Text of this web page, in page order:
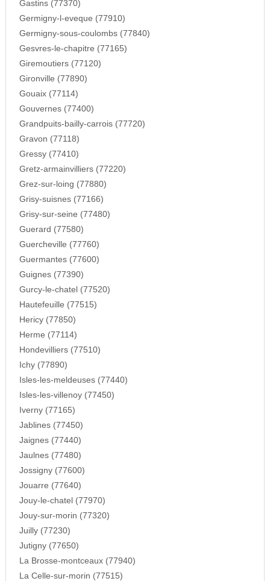
Gastins (77370)
Germigny-l-eveque (77910)
Germigny-sous-coulombs (77840)
Gesvres-le-chapitre (77165)
Giremoutiers (77120)
Gironville (77890)
Gouaix (77114)
Gouvernes (77400)
Grandpuits-bailly-carrois (77720)
Gravon (77118)
Gressy (77410)
Gretz-armainvilliers (77220)
Grez-sur-loing (77880)
Grisy-suisnes (77166)
Grisy-sur-seine (77480)
Guerard (77580)
Guercheville (77760)
Guermantes (77600)
Guignes (77390)
Gurcy-le-chatel (77520)
Hautefeuille (77515)
Hericy (77850)
Herme (77114)
Hondevilliers (77510)
Ichy (77890)
Isles-les-meldeuses (77440)
Isles-les-villenoy (77450)
Iverny (77165)
Jablines (77450)
Jaignes (77440)
Jaulnes (77480)
Jossigny (77600)
Jouarre (77640)
Jouy-le-chatel (77970)
Jouy-sur-morin (77320)
Juilly (77230)
Jutigny (77650)
La Brosse-montceaux (77940)
La Celle-sur-morin (77515)